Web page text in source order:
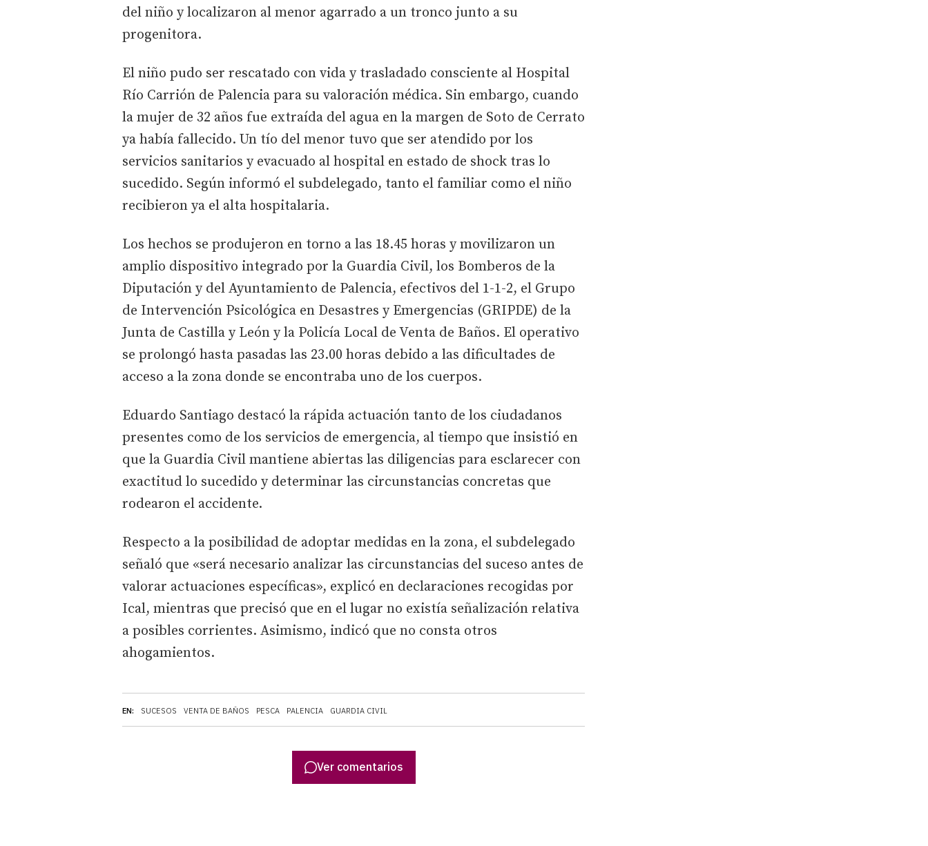
EN: SUCESOS VENTA DE BAÑOS PESCA PALENCIA GUARDIA CIVIL
del niño y localizaron al menor agarrado a un tronco junto a su
progenitora.
El niño pudo ser rescatado con vida y trasladado consciente al Hospital
Río Carrión de Palencia para su valoración médica. Sin embargo, cuando
la mujer de 32 años fue extraída del agua en la margen de Soto de Cerrato
ya había fallecido. Un tío del menor tuvo que ser atendido por los
servicios sanitarios y evacuado al hospital en estado de shock tras lo
sucedido. Según informó el subdelegado, tanto el familiar como el niño
recibieron ya el alta hospitalaria.
Los hechos se produjeron en torno a las 18.45 horas y movilizaron un
amplio dispositivo integrado por la Guardia Civil, los Bomberos de la
Diputación y del Ayuntamiento de Palencia, efectivos del 1-1-2, el Grupo
de Intervención Psicológica en Desastres y Emergencias (GRIPDE) de la
Junta de Castilla y León y la Policía Local de Venta de Baños. El operativo
se prolongó hasta pasadas las 23.00 horas debido a las dificultades de
acceso a la zona donde se encontraba uno de los cuerpos.
Eduardo Santiago destacó la rápida actuación tanto de los ciudadanos
presentes como de los servicios de emergencia, al tiempo que insistió en
que la Guardia Civil mantiene abiertas las diligencias para esclarecer con
exactitud lo sucedido y determinar las circunstancias concretas que
rodearon el accidente.
Respecto a la posibilidad de adoptar medidas en la zona, el subdelegado
señaló que «será necesario analizar las circunstancias del suceso antes de
valorar actuaciones específicas», explicó en declaraciones recogidas por
Ical, mientras que precisó que en el lugar no existía señalización relativa
a posibles corrientes. Asimismo, indicó que no consta otros
ahogamientos.
Ver comentarios